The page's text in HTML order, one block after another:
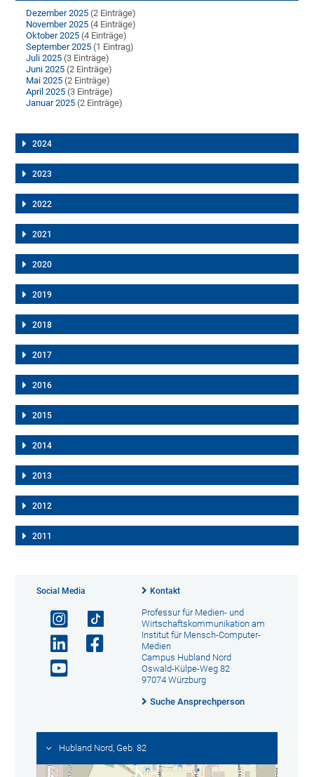
Dezember 2025 (2 Einträge)
November 2025 (4 Einträge)
Oktober 2025 (4 Einträge)
September 2025 (1 Eintrag)
Juli 2025 (3 Einträge)
Juni 2025 (2 Einträge)
Mai 2025 (2 Einträge)
April 2025 (3 Einträge)
Januar 2025 (2 Einträge)
2024
2023
2022
2021
2020
2019
2018
2017
2016
2015
2014
2013
2012
2011
Social Media Kontakt
Professur für Medien- und
Wirtschaftskommunikation am
Institut für Mensch-Computer-
Medien
Campus Hubland Nord
Oswald-Külpe-Weg 82
97074 Würzburg
Suche Ansprechperson
Hubland Nord, Geb. 82